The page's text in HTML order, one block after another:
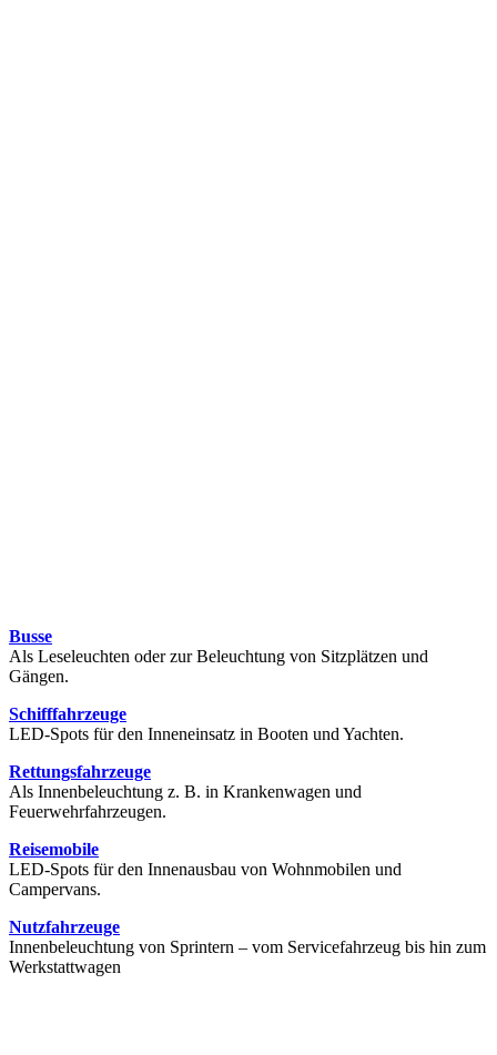
Busse
Als Leseleuchten oder zur Beleuchtung von Sitzplätzen und
Gängen.
Schifffahrzeuge
LED-Spots für den Inneneinsatz in Booten und Yachten.
Rettungsfahrzeuge
Als Innenbeleuchtung z. B. in Krankenwagen und
Feuerwehrfahrzeugen.
Reisemobile
LED-Spots für den Innenausbau von Wohnmobilen und
Campervans.
Nutzfahrzeuge
Innenbeleuchtung von Sprintern – vom Servicefahrzeug bis hin zum
Werkstattwagen